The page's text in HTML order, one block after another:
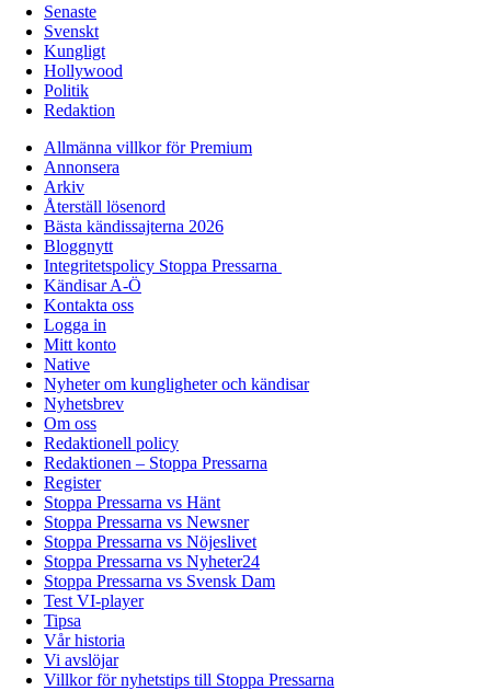
Senaste
Svenskt
Kungligt
Hollywood
Politik
Redaktion
Allmänna villkor för Premium
Annonsera
Arkiv
Återställ lösenord
Bästa kändissajterna 2026
Bloggnytt
Integritetspolicy Stoppa Pressarna
Kändisar A-Ö
Kontakta oss
Logga in
Mitt konto
Native
Nyheter om kungligheter och kändisar
Nyhetsbrev
Om oss
Redaktionell policy
Redaktionen – Stoppa Pressarna
Register
Stoppa Pressarna vs Hänt
Stoppa Pressarna vs Newsner
Stoppa Pressarna vs Nöjeslivet
Stoppa Pressarna vs Nyheter24
Stoppa Pressarna vs Svensk Dam
Test VI-player
Tipsa
Vår historia
Vi avslöjar
Villkor för nyhetstips till Stoppa Pressarna